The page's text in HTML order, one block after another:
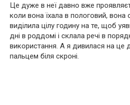
Це дуже в неї давно вже
коли вона їхала в пологовий, вона
виділила цілу годину на те, щоб
дні в роддомі і склала речі в
використання. А я дивилася на це
пальцем біля скроні.